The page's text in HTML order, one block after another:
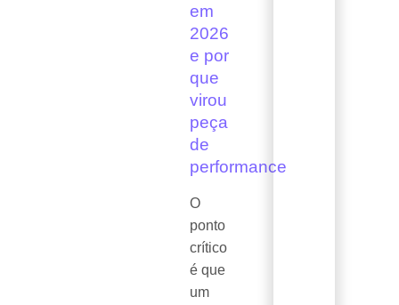
em
2026
e por
que
virou
peça
de
performance
O
ponto
crítico
é que
um